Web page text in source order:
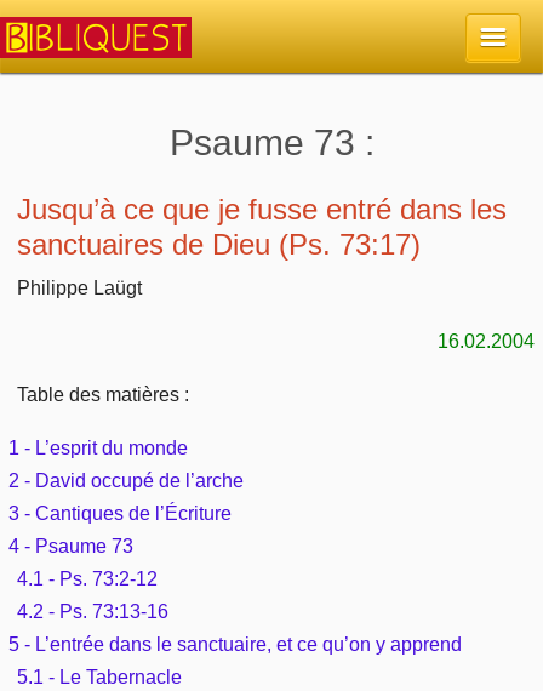
Retour à l'accueil
Autres sites chrétiens
Outils
Paramètres
Écoutez la Bible
Rechercher (concordance)
Au sujet de la Bible
Études et commentaires par passage
Sujets
Tous les sujets
Dieu
La Bible
L'Évangile, le Salut
Mort, résurrection
Personnages bibliques
Édification
Commentaires journaliers
Rechercher dans le site
Sujets de A à Z
Sommaires
Aperçus Livres de la Bible
Psaume 73 :
Jusqu’à ce que je fusse entré dans les
sanctuaires de Dieu (Ps. 73:17)
Philippe Laügt
16.02.2004
Table des matières :
1 - L’esprit du monde
2 - David occupé de l’arche
3 - Cantiques de l’Écriture
4 - Psaume 73
4.1 - Ps. 73:2-12
4.2 - Ps. 73:13-16
5 - L’entrée dans le sanctuaire, et ce qu’on y apprend
5.1 - Le Tabernacle